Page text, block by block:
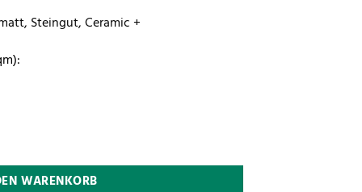
Steingut, Ceramic +
WARENKORB